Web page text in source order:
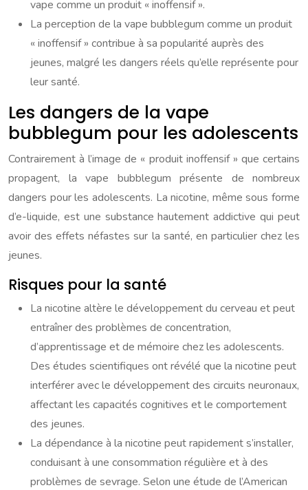
vape comme un produit « inoffensif ».
La perception de la vape bubblegum comme un produit
« inoffensif » contribue à sa popularité auprès des
jeunes, malgré les dangers réels qu’elle représente pour
leur santé.
Les dangers de la vape
bubblegum pour les adolescents
Contrairement à l’image de « produit inoffensif » que certains
propagent, la vape bubblegum présente de nombreux
dangers pour les adolescents. La nicotine, même sous forme
d’e-liquide, est une substance hautement addictive qui peut
avoir des effets néfastes sur la santé, en particulier chez les
jeunes.
Risques pour la santé
La nicotine altère le développement du cerveau et peut
entraîner des problèmes de concentration,
d’apprentissage et de mémoire chez les adolescents.
Des études scientifiques ont révélé que la nicotine peut
interférer avec le développement des circuits neuronaux,
affectant les capacités cognitives et le comportement
des jeunes.
La dépendance à la nicotine peut rapidement s’installer,
conduisant à une consommation régulière et à des
problèmes de sevrage. Selon une étude de l’American